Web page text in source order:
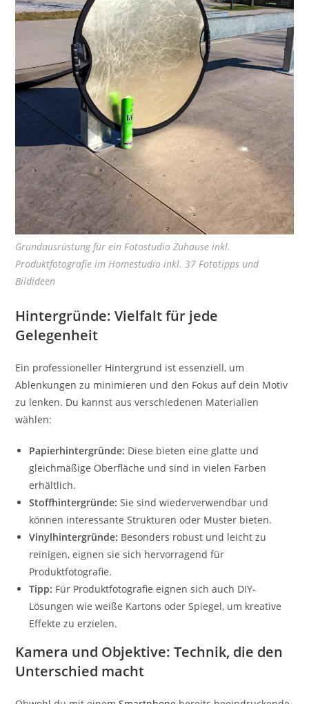
Grundausrüstung für ein Fotostudio Zuhause inkl.
Produktfotografie im Homestudio inkl. 37 Fototipps und
Bildideen
Hintergründe: Vielfalt für jede
Gelegenheit
Ein professioneller Hintergrund ist essenziell, um
Ablenkungen zu minimieren und den Fokus auf dein Motiv
zu lenken. Du kannst aus verschiedenen Materialien
wählen:
Papierhintergründe: Diese bieten eine glatte und
gleichmäßige Oberfläche und sind in vielen Farben
erhältlich.
Stoffhintergründe: Sie sind wiederverwendbar und
können interessante Strukturen oder Muster bieten.
Vinylhintergründe: Besonders robust und leicht zu
reinigen, eignen sie sich hervorragend für
Produktfotografie.
Tipp: Für Produktfotografie eignen sich auch DIY-
Lösungen wie weiße Kartons oder Spiegel, um kreative
Effekte zu erzielen.
Kamera und Objektive: Technik, die den
Unterschied macht